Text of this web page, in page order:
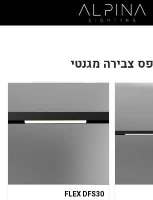
פס צבירה מגנטי
FLEX DFS30